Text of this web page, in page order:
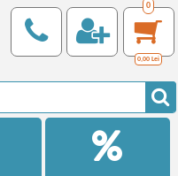
0
0,00 Lei